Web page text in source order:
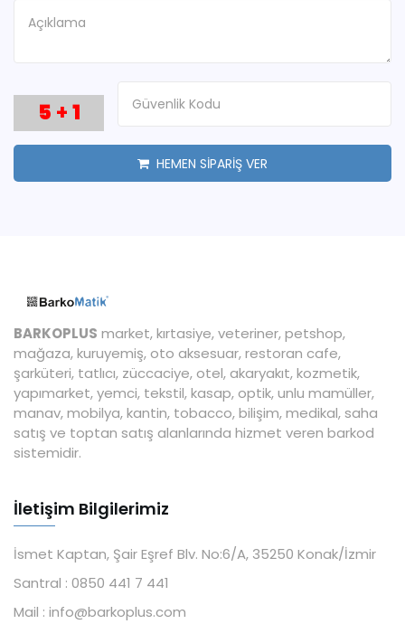
5 +1
HEMEN SİPARİŞ VER
BARKOPLUS market, kırtasiye, veteriner, petshop,
mağaza, kuruyemiş, oto aksesuar, restoran cafe,
şarküteri, tatlıcı, züccaciye, otel, akaryakıt, kozmetik,
yapımarket, yemci, tekstil, kasap, optik, unlu mamüller,
manav, mobilya, kantin, tobacco, bilişim, medikal, saha
satış ve toptan satış alanlarında hizmet veren barkod
sistemidir.
İletişim Bilgilerimiz
İsmet Kaptan, Şair Eşref Blv. No:6/A, 35250 Konak/İzmir
Santral : 0850 441 7 441
Mail : info@barkoplus.com